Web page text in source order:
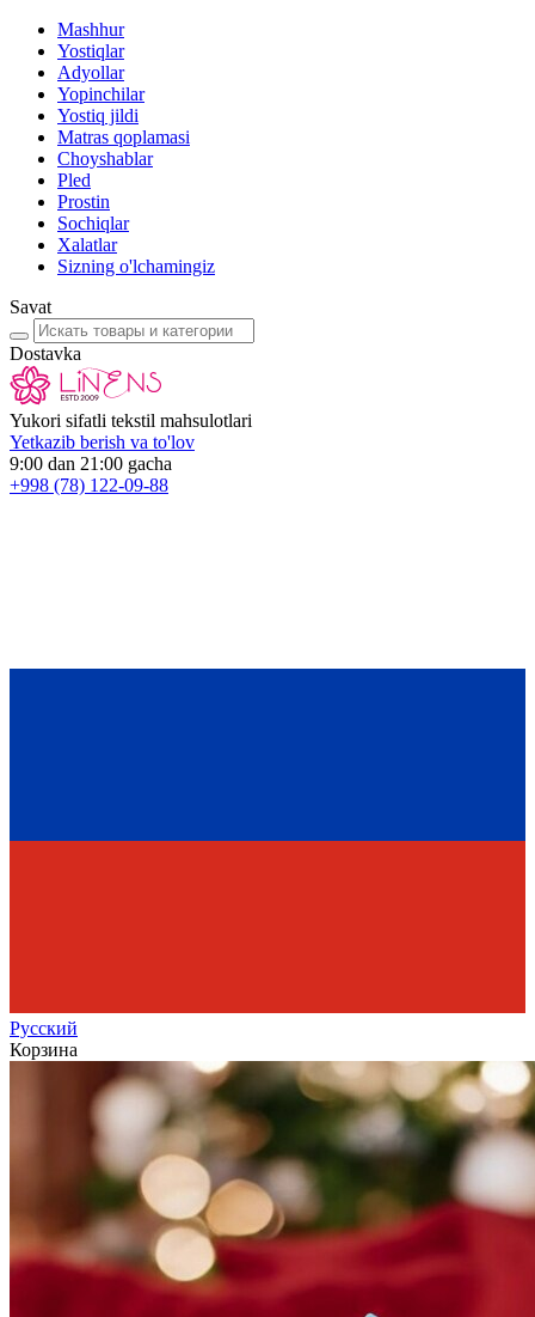
Mashhur
Yostiqlar
Adyollar
Yopinchilar
Yostiq jildi
Matras qoplamasi
Choyshablar
Pled
Prostin
Sochiqlar
Xalatlar
Sizning o'lchamingiz
Savat
Dostavka
Yukori sifatli tekstil mahsulotlari
Yetkazib berish va to'lov
9:00 dan 21:00 gacha
+998 (78) 122-09-88
Русский
Корзина